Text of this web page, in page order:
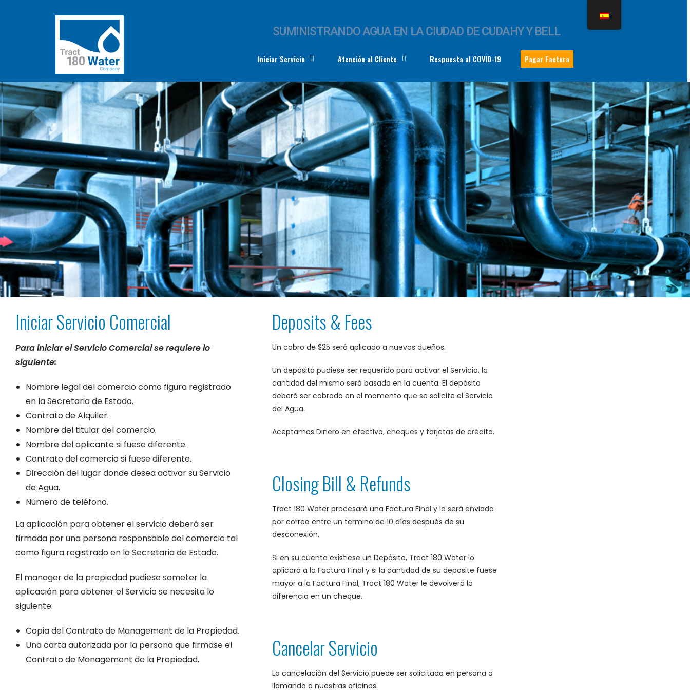
SUMINISTRANDO AGUA EN LA CIUDAD DE CUDAHY Y BELL
Iniciar Servicio Atención al Cliente Respuesta al COVID-19 Pagar Factura
Iniciar Servicio Comercial
Para iniciar el Servicio Comercial se requiere lo
siguiente:
Nombre legal del comercio como figura registrado
en la Secretaria de Estado.
Contrato de Alquiler.
Nombre del titular del comercio.
Nombre del aplicante si fuese diferente.
Contrato del comercio si fuese diferente.
Dirección del lugar donde desea activar su Servicio
de Agua.
Número de teléfono.
La aplicación para obtener el servicio deberá ser
firmada por una persona responsable del comercio tal
como figura registrado en la Secretaria de Estado.
El manager de la propiedad pudiese someter la
aplicación para obtener el Servicio se necesita lo
siguiente:
Copia del Contrato de Management de la Propiedad.
Una carta autorizada por la persona que firmase el
Contrato de Management de la Propiedad.
Deposits & Fees
Un cobro de $25 será aplicado a nuevos dueños.
Un depósito pudiese ser requerido para activar el Servicio, la
cantidad del mismo será basada en la cuenta. El depósito
deberá ser cobrado en el momento que se solicite el Servicio
del Agua.
Aceptamos Dinero en efectivo, cheques y tarjetas de crédito.
Closing Bill & Refunds
Tract 180 Water procesará una Factura Final y le será enviada
por correo entre un termino de 10 días después de su
desconexión.
Si en su cuenta existiese un Depósito, Tract 180 Water lo
aplicará a la Factura Final y si la cantidad de su deposite fuese
mayor a la Factura Final, Tract 180 Water le devolverá la
diferencia en un cheque.
Cancelar Servicio
La cancelación del Servicio puede ser solicitada en persona o
llamando a nuestras oficinas.